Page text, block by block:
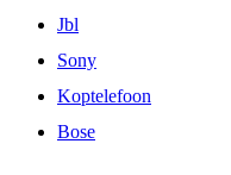
Jbl
Sony
Koptelefoon
Bose